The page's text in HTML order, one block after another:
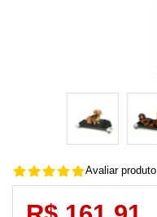
Avaliar produto